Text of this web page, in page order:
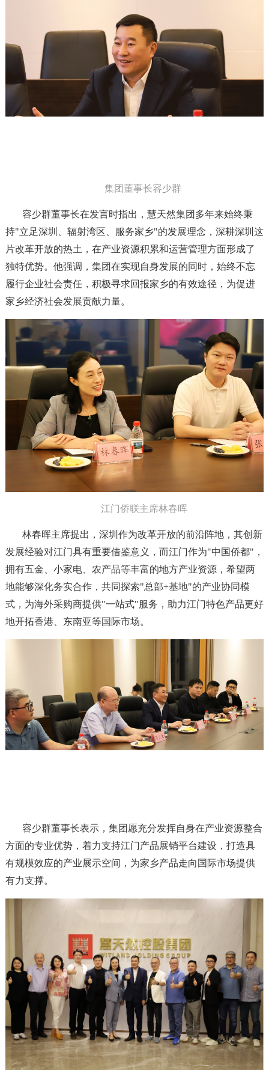
集团董事长容少群
容少群董事长在发言时指出，慧天然集团多年来始终秉
持"立足深圳、辐射湾区、服务家乡"的发展理念，深耕深圳这
片改革开放的热土，在产业资源积累和运营管理方面形成了
独特优势。他强调，集团在实现自身发展的同时，始终不忘
履行企业社会责任，积极寻求回报家乡的有效途径，为促进
家乡经济社会发展贡献力量。
江门侨联主席林春晖
林春晖主席提出，深圳作为改革开放的前沿阵地，其创新
发展经验对江门具有重要借鉴意义，而江门作为"中国侨都" ，
拥有五金、小家电、农产品等丰富的地方产业资源，希望两
地能够深化务实合作，共同探索"总部+基地"的产业协同模
式，为海外采购商提供"一站式"服务，助力江门特色产品更好
地开拓香港、东南亚等国际市场。
容少群董事长表示，集团愿充分发挥自身在产业资源整合
方面的专业优势，着力支持江门产品展销平台建设，打造具
有规模效应的产业展示空间，为家乡产品走向国际市场提供
有力支撑。